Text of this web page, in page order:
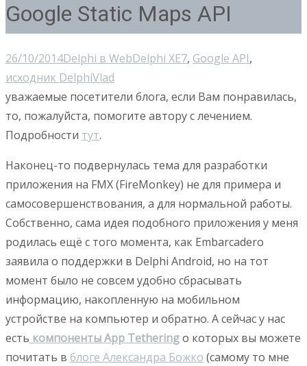
Google Static Maps API
26/10/2014Delphi в WebDelphi XE7, Google API,
исходник DelphiVlad
уважаемые посетители блога, если Вам понравилась,
то, пожалуйста, помогите автору с лечением.
Подробности тут.
Наконец-то подвернулась тема для разработки
приложения на FMX (FireMonkey) не для примера и
самосовершенствования, а для нормальной работы.
Собственно, сама идея подобного приложения у меня
родилась ещё с того момента, как Embarcadero
заявила о поддержки в Delphi Android, но на тот
момент было не совсем удобно сбрасывать
информацию, накопленную на мобильном
устройстве на компьютер и обратно. А сейчас у нас
есть компоненты App Tetheringо которых вы можете
почитать в блоге Александра Божко (самому то мне